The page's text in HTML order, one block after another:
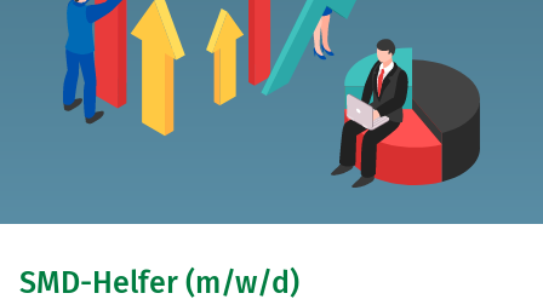
SMD-Helfer (m/w/d)